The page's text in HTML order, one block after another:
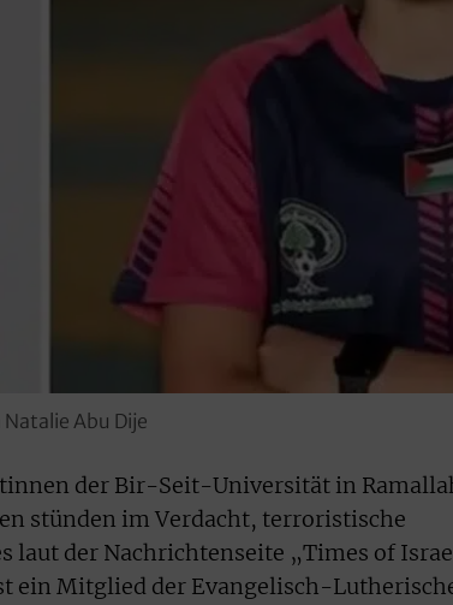
Abu Dije
der Bir-Seit-Universität in
stünden im Verdacht, terroristische
laut der Nachrichtenseite „Times of
ein Mitglied der Evangelisch-